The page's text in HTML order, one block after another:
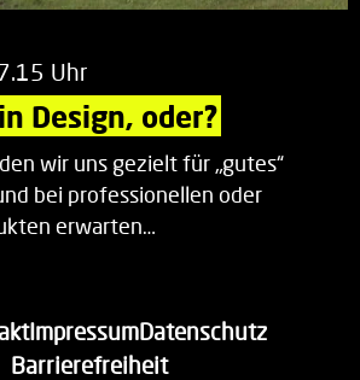
Uhr
Design, oder?
wir uns gezielt für „gutes“
bei professionellen oder
erwarten…
ImpressumDatenschutz
Barrierefreiheit